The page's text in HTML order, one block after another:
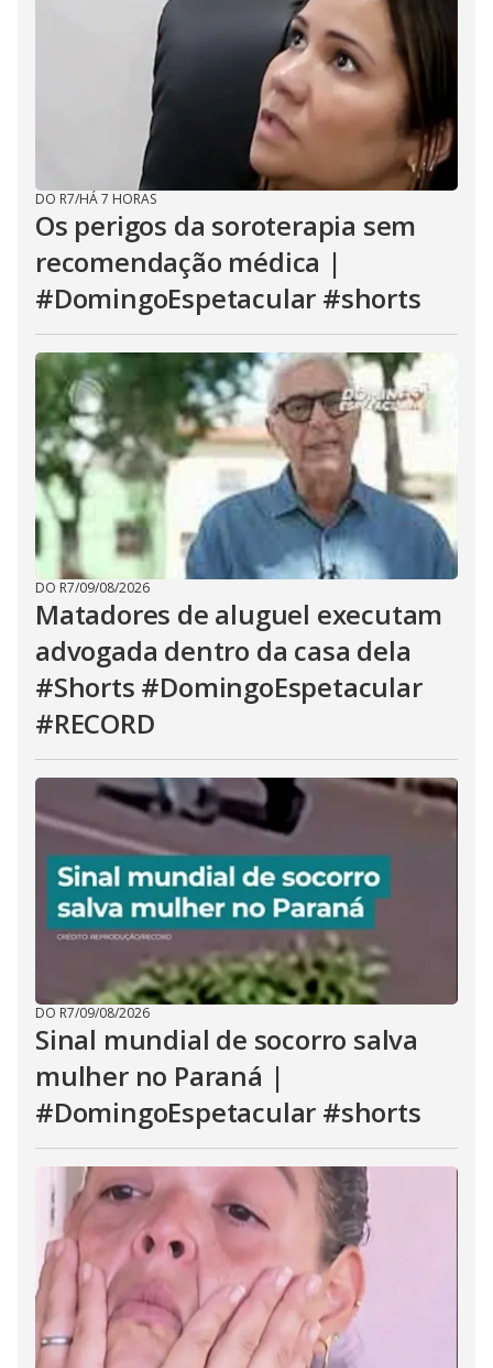
DO R7/HÁ 7 HORAS
Os perigos da soroterapia sem
recomendação médica |
#DomingoEspetacular #shorts
DO R7/09/08/2026
Matadores de aluguel executam
advogada dentro da casa dela
#Shorts #DomingoEspetacular
#RECORD
DO R7/09/08/2026
Sinal mundial de socorro salva
mulher no Paraná |
#DomingoEspetacular #shorts